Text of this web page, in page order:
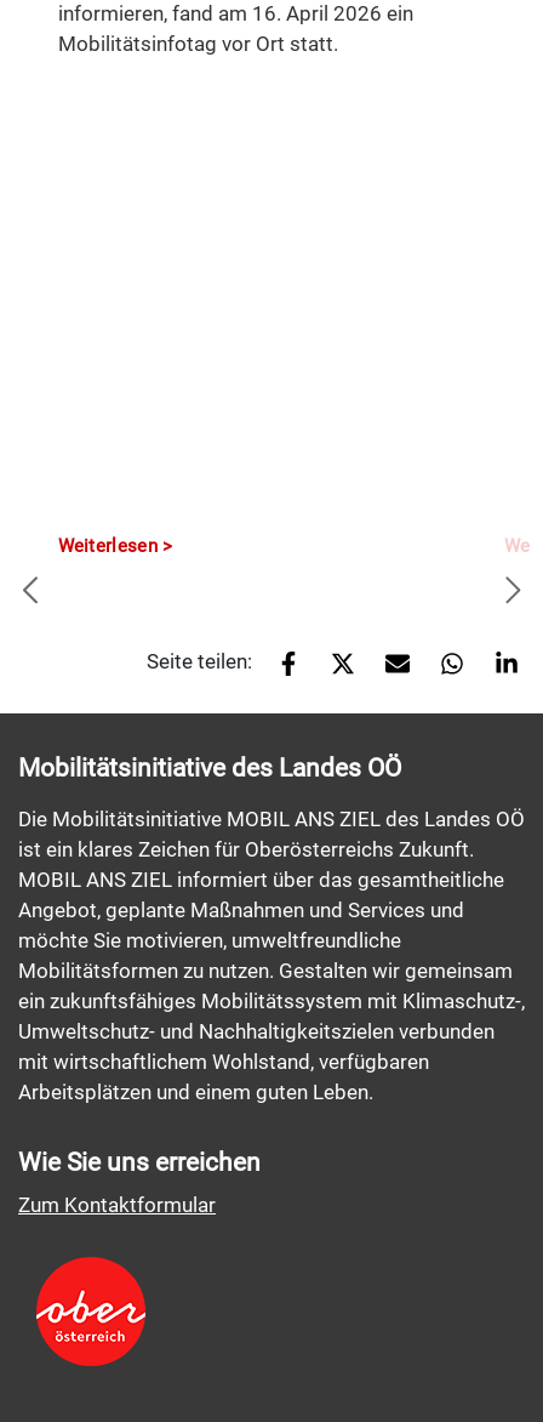
informieren, fand am 16. April 2026 ein
Mobilitätsinfotag vor Ort statt.
Weiterlesen
Seite teilen:
Mobilitätsinitiative des Landes OÖ
Die Mobilitätsinitiative MOBIL ANS ZIEL des Landes OÖ
ist ein klares Zeichen für Oberösterreichs Zukunft.
MOBIL ANS ZIEL informiert über das gesamtheitliche
Angebot, geplante Maßnahmen und Services und
möchte Sie motivieren, umweltfreundliche
Mobilitätsformen zu nutzen. Gestalten wir gemeinsam
ein zukunftsfähiges Mobilitätssystem mit Klimaschutz-,
Umweltschutz- und Nachhaltigkeitszielen verbunden
mit wirtschaftlichem Wohlstand, verfügbaren
Arbeitsplätzen und einem guten Leben.
Wie Sie uns erreichen
Zum Kontaktformular